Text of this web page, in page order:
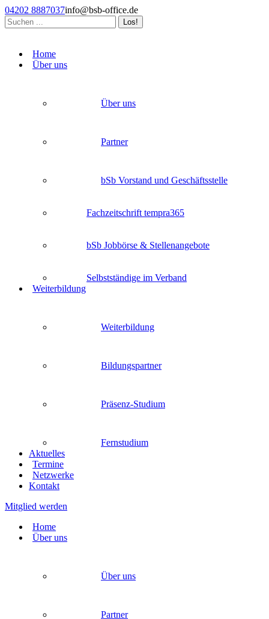
Zum
Inhalt
springen
04202 8887037info@bsb-office.de
Search:
opens
opens
opens
Home
Über uns
Über uns
Partner
bSb Vorstand und Geschäftsstelle
Fachzeitschrift tempra365
bSb Jobbörse & Stellenangebote
Selbstständige im Verband
Weiterbildung
Weiterbildung
Bildungspartner
Präsenz-Studium
Fernstudium
Aktuelles
Termine
Netzwerke
Kontakt
Mitglied werden
Home
Über uns
Über uns
Partner